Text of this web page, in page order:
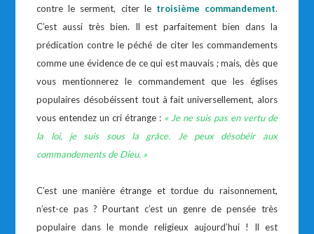
contre le serment, citer le troisième commandement.
C’est aussi très bien. Il est parfaitement bien dans la
prédication contre le péché de citer les commandements
comme une évidence de ce qui est mauvais ; mais, dès que
vous mentionnerez le commandement que les églises
populaires désobéissent tout à fait universellement, alors
vous entendez un cri étrange : « Je ne suis pas en vertu de
la loi, je suis sous la grâce. Je peux désobéir aux
commandements de Dieu. »
C’est une manière étrange et tordue du raisonnement,
n’est-ce pas ? Pourtant c’est un genre de pensée très
populaire dans le monde religieux aujourd’hui ! Il est